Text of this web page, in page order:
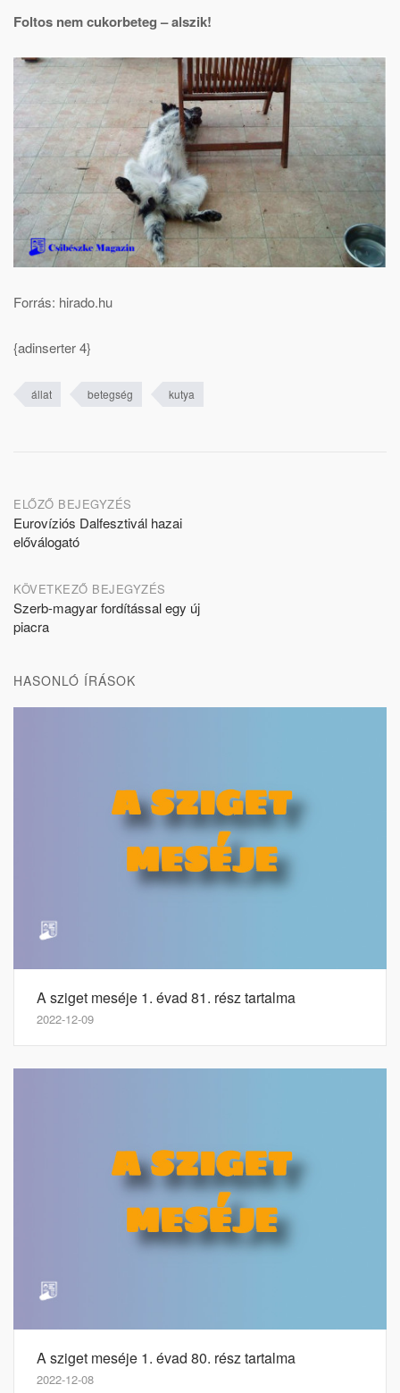
Foltos nem cukorbeteg – alszik!
Forrás: hirado.hu
{adinserter 4}
állat betegség kutya
Post
navigation
ELŐZŐ BEJEGYZÉS
Eurovíziós Dalfesztivál hazai
előválogató
KÖVETKEZŐ BEJEGYZÉS
Szerb-magyar fordítással egy új
piacra
HASONLÓ ÍRÁSOK
A sziget meséje 1. évad 81. rész tartalma
2022-12-09
A sziget meséje 1. évad 80. rész tartalma
2022-12-08